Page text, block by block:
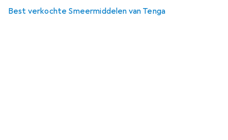
Best verkochte Smeermiddelen van Tenga